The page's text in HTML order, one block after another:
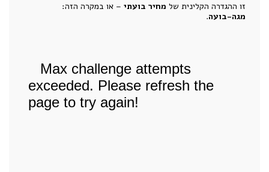
זו ההגדרה הקלינית של מחיר בועתי – או במקרה הזה:
מגה-בועה.